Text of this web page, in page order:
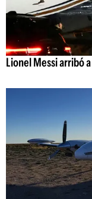
Lionel Messi arribó